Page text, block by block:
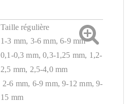
Taille régulière
1-3 mm, 3-6 mm, 6-9 mm
0,1-0,3 mm, 0,3-1,25 mm, 1,2-
2,5 mm, 2,5-4,0 mm
2-6 mm, 6-9 mm, 9-12 mm, 9-
15 mm